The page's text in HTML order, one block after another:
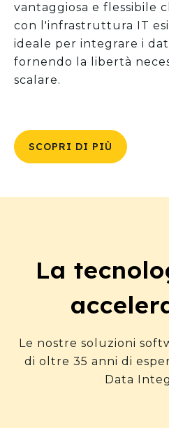
vantaggiosa e flessibile
con l'infrastruttura IT
ideale per integrare i
fornendo la libertà
scalare.
SCOPRI DI PIÙ
La
Le nostre soluzioni
di oltre 35 anni di
Data